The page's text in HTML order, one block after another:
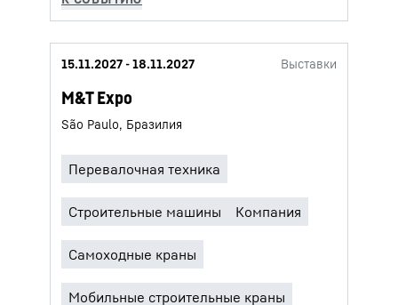
15.11.2027 - 18.11.2027 Выставки
M&T Expo
São Paulo, Бразилия